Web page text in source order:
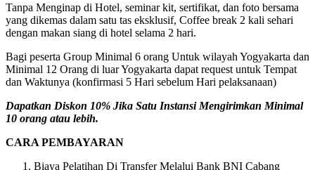
Tanpa Menginap di Hotel, seminar kit, sertifikat, dan foto bersama
yang dikemas dalam satu tas eksklusif, Coffee break 2 kali sehari
dengan makan siang di hotel selama 2 hari.
Bagi peserta Group Minimal 6 orang Untuk wilayah Yogyakarta dan
Minimal 12 Orang di luar Yogyakarta dapat request untuk Tempat
dan Waktunya (konfirmasi 5 Hari sebelum Hari pelaksanaan)
Dapatkan Diskon 10% Jika Satu Instansi Mengirimkan Minimal
10 orang atau lebih.
CARA PEMBAYARAN
Biaya Pelatihan Di Transfer Melalui Bank BNI Cabang